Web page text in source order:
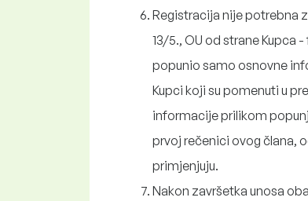
Registracija nije potrebna
13/5., OU od strane Kupca
popunio samo osnovne
Kupci koji su pomenuti u
informacije prilikom
prvoj rečenici ovog člana,
primjenjuju.
Nakon završetka unosa